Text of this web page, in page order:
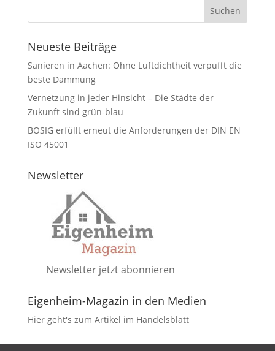
Neueste Beiträge
Sanieren in Aachen: Ohne Luftdichtheit verpufft die
beste Dämmung
Vernetzung in jeder Hinsicht – Die Städte der
Zukunft sind grün-blau
BOSIG erfüllt erneut die Anforderungen der DIN EN
ISO 45001
Newsletter
Newsletter jetzt abonnieren
Eigenheim-Magazin in den Medien
Hier geht's zum Artikel im Handelsblatt
DATENSCHUTZ